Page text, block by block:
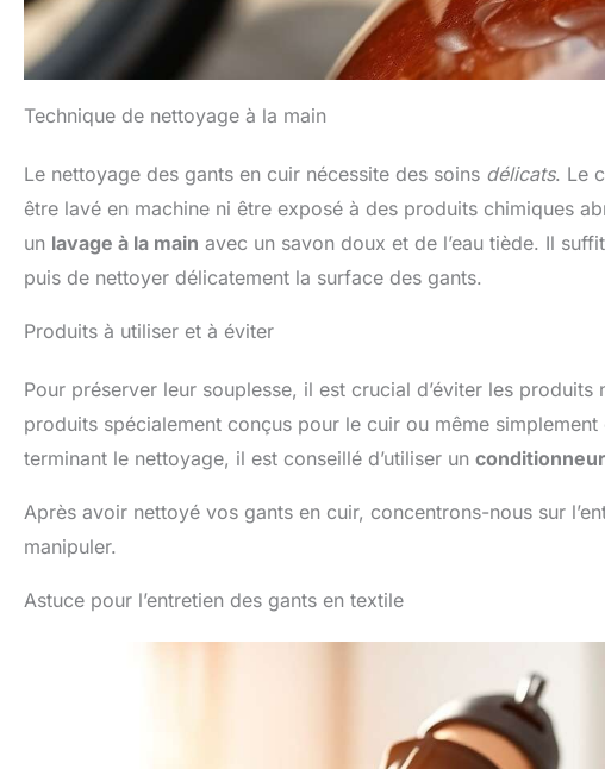
Technique de nettoyage à la main
Le nettoyage des gants en cuir nécessite des soins délicats. Le
être lavé en machine ni être exposé à des produits chimiques
un lavage à la main avec un savon doux et de l’eau tiède. Il
puis de nettoyer délicatement la surface des gants.
Produits à utiliser et à éviter
Pour préserver leur souplesse, il est crucial d’éviter les
produits spécialement conçus pour le cuir ou même
terminant le nettoyage, il est conseillé d’utiliser un
Après avoir nettoyé vos gants en cuir, concentrons-nous sur
manipuler.
Astuce pour l’entretien des gants en textile